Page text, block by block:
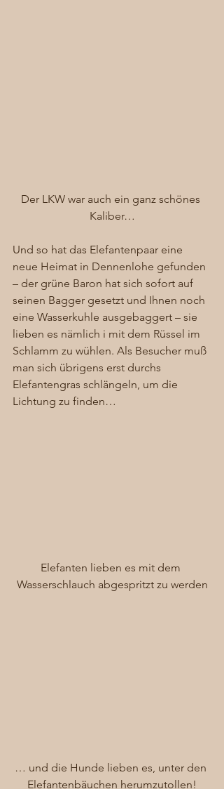
Der LKW war auch ein ganz schönes
Kaliber…
Und so hat das Elefantenpaar eine
neue Heimat in Dennenlohe gefunden
– der grüne Baron hat sich sofort auf
seinen Bagger gesetzt und Ihnen noch
eine Wasserkuhle ausgebaggert – sie
lieben es nämlich i mit dem Rüssel im
Schlamm zu wühlen. Als Besucher muß
man sich übrigens erst durchs
Elefantengras schlängeln, um die
Lichtung zu finden…
Elefanten lieben es mit dem
Wasserschlauch abgespritzt zu werden
… und die Hunde lieben es, unter den
Elefantenbäuchen herumzutollen!